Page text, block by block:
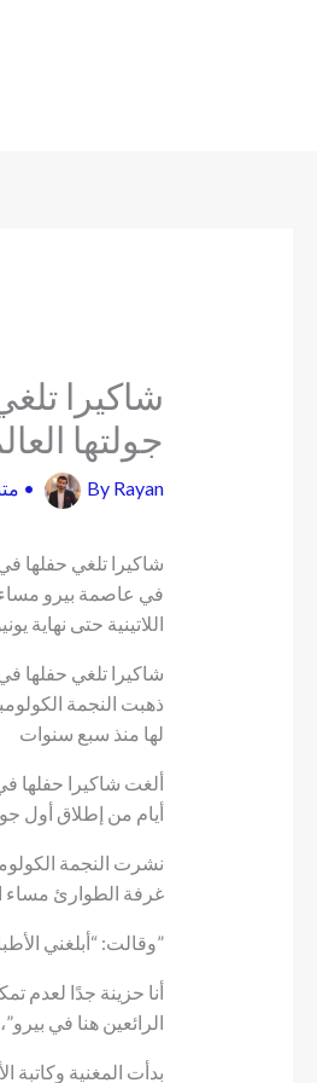
شاكيرا
جولتها
• By Rayan
شاكيرا تلغي حفلها
اللاتينية حتى نهاية
شاكيرا تلغي حفلها
ذهبت النجمة
لها منذ سبع سنوات
ألغت شاكيرا حفلها
أيام من إطلاق أول
غرفة الطوارئ
وقالت: “أبلغني الأطباء الذين أتلقى رعايتهم حاليًا أنني لست في حالة جيدة بما يكفي لأداء هذا المساء”
الرائعين هنا في
بدأت المغنية